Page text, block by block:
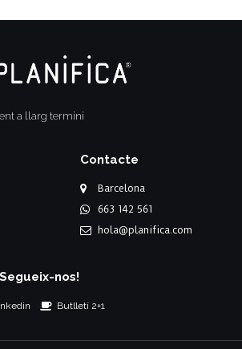
a llarg termini
Contacte
Barcelona
663 142 561
hola@planifica.com
Segueix-nos!
Butlletí 2+1